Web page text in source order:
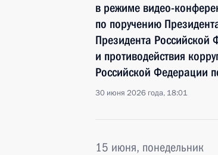
в режиме видео-
по поручению
Президента Российской
и противодействия
Российской Федерации
30 июня 2026 года, 18:01
15 июня, понедельник